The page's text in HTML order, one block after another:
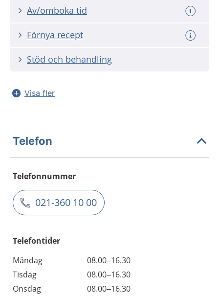
Av/omboka tid
Förnya recept
Stöd och behandling
Visa fler
Telefon
Telefonnummer
021-360 10 00
Telefontider
Måndag
08.00–16.30
Tisdag
08.00–16.30
Onsdag
08.00–16.30